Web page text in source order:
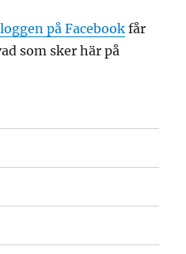
på Facebookfår
som sker här på